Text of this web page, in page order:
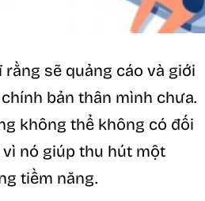
rằng sẽ quảng cáo và giới
bản thân mình chưa.
không thể không có đối
nó giúp thu hút một
tiềm năng.